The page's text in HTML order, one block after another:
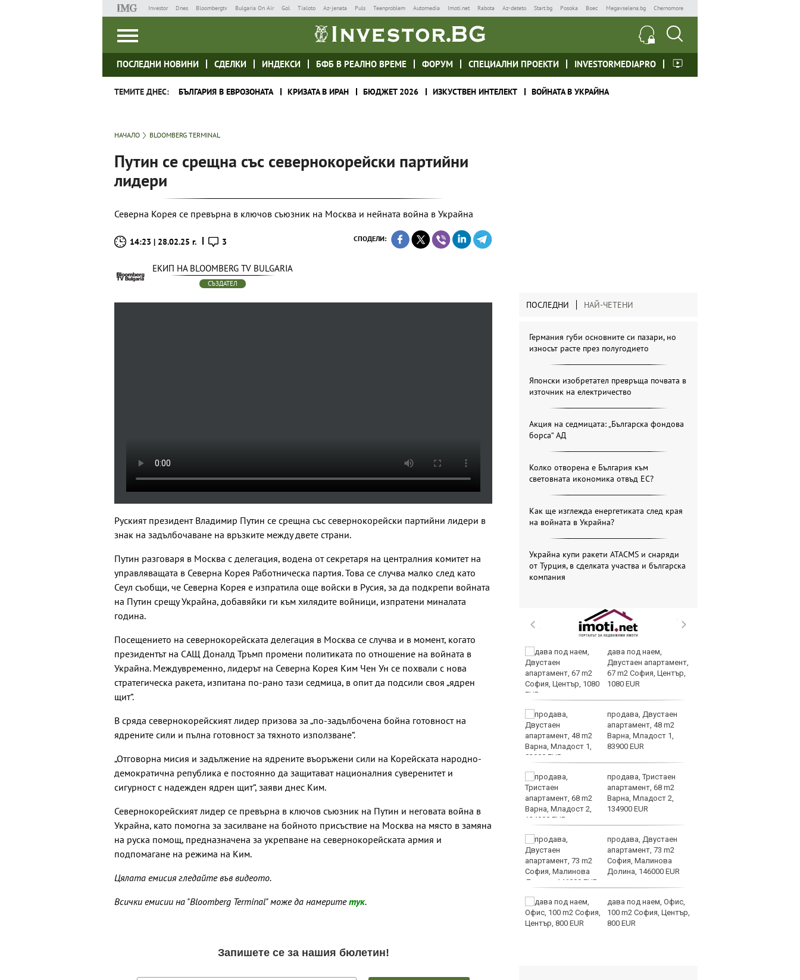
Investor Dnes Bloombergtv Bulgaria On Air Gol Tialoto Az-jenata Puls Teenproblem Automedia Imoti.net Rabota Az-deteto Start.bg Posoka Boec Megavselena.bg Chernomore
ПОСЛЕДНИ НОВИНИ СДЕЛКИ ИНДЕКСИ БФБ В РЕАЛНО ВРЕМЕ ФОРУМ СПЕЦИАЛНИ ПРОЕКТИ INVESTORMEDIAPRO
ТЕМИТЕ ДНЕС: БЪЛГАРИЯ В ЕВРОЗОНАТА КРИЗАТА В ИРАН БЮДЖЕТ 2026 ИЗКУСТВЕН ИНТЕЛЕКТ ВОЙНАТА В УКРАЙНА
НАЧАЛО BLOOMBERG TERMINAL
Путин се срещна със севернокорейски партийни
лидери
Северна Корея се превърна в ключов съюзник на Москва и нейната война в Украйна
14:23 | 28.02.25 г. 3 СПОДЕЛИ:
ЕКИП НА BLOOMBERG TV BULGARIA
СЪЗДАТЕЛ
Руският президент Владимир Путин се срещна със севернокорейски партийни лидери в
знак на задълбочаване на връзките между двете страни.
Путин разговаря в Москва с делегация, водена от секретаря на централния комитет на
управляващата в Северна Корея Работническа партия. Това се случва малко след като
Сеул съобщи, че Северна Корея е изпратила още войски в Русия, за да подкрепи войната
на Путин срещу Украйна, добавяйки ги към хилядите войници, изпратени миналата
година.
Посещението на севернокорейската делегация в Москва се случва и в момент, когато
президентът на САЩ Доналд Тръмп промени политиката по отношение на войната в
Украйна. Междувременно, лидерът на Северна Корея Ким Чен Ун се похвали с нова
стратегическа ракета, изпитана по-рано тази седмица, в опит да подсили своя „ядрен
щит“.
В сряда севернокорейският лидер призова за „по-задълбочена бойна готовност на
ядрените сили и пълна готовност за тяхното използване“.
„Отговорна мисия и задължение на ядрените въоръжени сили на Корейската народно-
демократична република е постоянно да защитават националния суверенитет и
сигурност с надежден ядрен щит“, заяви днес Ким.
Севернокорейският лидер се превърна в ключов съюзник на Путин и неговата война в
Украйна, като помогна за засилване на бойното присъствие на Москва на място в замяна
на руска помощ, предназначена за укрепване на севернокорейската армия и
подпомагане на режима на Ким.
Цялата емисия гледайте във видеото.
Всички емисии на "Bloomberg Terminal" може да намеритетук.
ПОСЛЕДНИ НАЙ-ЧЕТЕНИ
Германия губи основните си пазари, но
износът расте през полугодието
Японски изобретател превръща почвата в
източник на електричество
Акция на седмицата: „Българска фондова
борса“ АД
Колко отворена е България към
световната икономика отвъд ЕС?
Как ще изглежда енергетиката след края
на войната в Украйна?
Украйна купи ракети ATACMS и снаряди
от Турция, в сделката участва и българска
компания
Условията за туризъм
финал в Пловдив
Авария оставя без
Днес затварят
дава под наем,
Двустаен апартамент,
67 m2 София, Център,
1080 EUR
продава, Двустаен
апартамент, 48 m2
Варна, Младост 1,
83900 EUR
продава, Тристаен
апартамент, 68 m2
Варна, Младост 2,
134900 EUR
продава, Двустаен
апартамент, 73 m2
София, Малинова
Долина, 146000 EUR
дава под наем, Офис,
100 m2 София, Център,
800 EUR